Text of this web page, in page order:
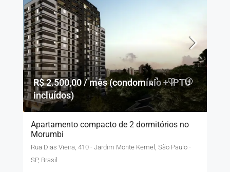
R$ 2.500,00 / mês (condomínio + IPTU
incluídos)
Apartamento compacto de 2 dormitórios no
Morumbi
Rua Dias Vieira, 410 - Jardim Monte Kemel, São Paulo -
SP, Brasil